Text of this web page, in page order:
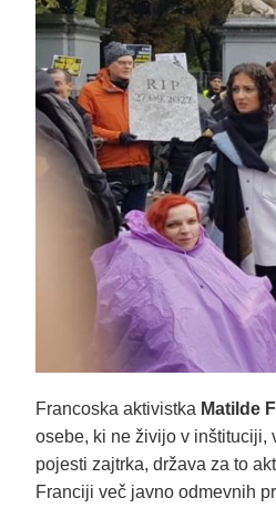
Francoska aktivistka Matilde
osebe, ki ne živijo v inštituciji,
pojesti zajtrka, država za to
Franciji več javno odmevnih